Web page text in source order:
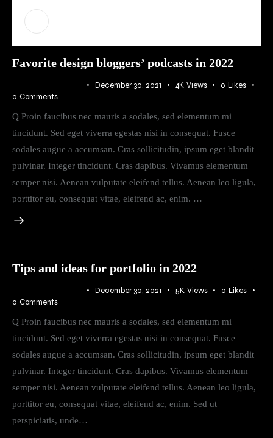
Favorite design bloggers’ podcasts in 2022
December 30, 2021 4K Views 0 Likes
0 Comments
Q Proin faucibus nec mauris a sodales, sed elementum mi
tincidunt. Sed eget viverra egestas nisi in consequat. Fusce
sodales augue a accumsan. Cras sollicitudin, ipsum eget blandit
pulvinar. Integer tincidunt. Cras dapibus. Vivamus elementum
semper nisi. Aenean vulputate eleifend tellus. Aenean leo ligula,
porttitor eu, consequat vitae, eleifend ac, enim. …
Tips and ideas for portfolio in 2022
December 30, 2021 5K Views 0 Likes
0 Comments
Q Proin faucibus nec mauris a sodales, sed elementum mi
tincidunt. Sed eget viverra egestas nisi in consequat. Fusce
sodales augue a accumsan. Cras sollicitudin, ipsum eget blandit
pulvinar. Integer tincidunt. Cras dapibus. Vivamus elementum
semper nisi. Aenean vulputate eleifend tellus. Aenean leo ligula,
porttitor eu, consequat vitae, eleifend ac, enim. Sed ut
perspiciatis, unde…